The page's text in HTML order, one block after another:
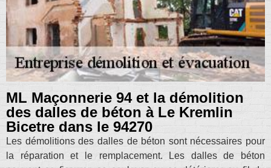
ML Maçonnerie 94 et la démolition
des dalles de béton à Le Kremlin
Bicetre dans le 94270
Les démolitions des dalles de béton sont nécessaires pour
la réparation et le remplacement. Les dalles de béton